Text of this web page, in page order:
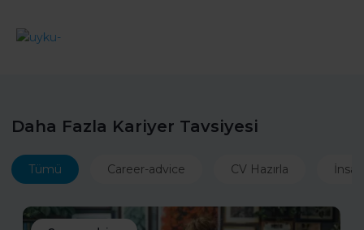
Daha Fazla Kariyer Tavsiyesi
Tümü Career-advice CV Hazırla